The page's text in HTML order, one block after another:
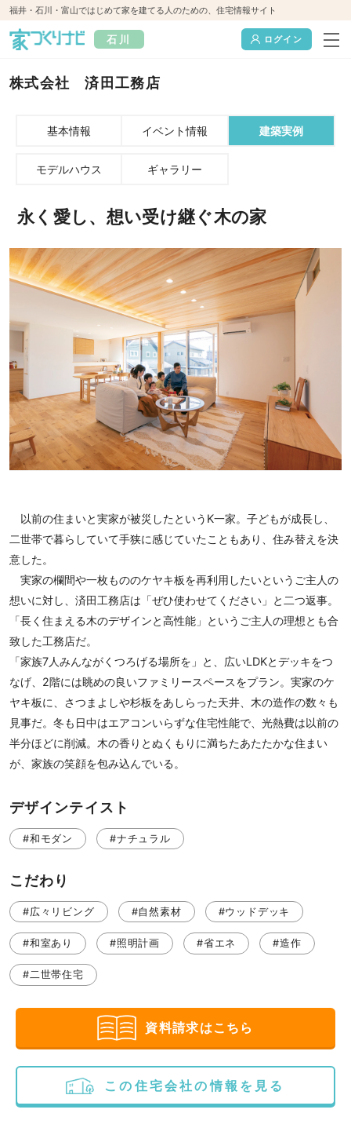
福井・石川・富山ではじめて家を建てる人のための、住宅情報サイト
石川 ログイン
株式会社 済田工務店
基本情報 イベント情報 建築実例
モデルハウス ギャラリー
永く愛し、想い受け継ぐ木の家
以前の住まいと実家が被災したというK一家。子どもが成長し、
二世帯で暮らしていて手狭に感じていたこともあり、住み替えを決
意した。
実家の欄間や一枚もののケヤキ板を再利用したいというご主人の
想いに対し、済田工務店は「ぜひ使わせてください」と二つ返事。
「長く住まえる木のデザインと高性能」というご主人の理想とも合
致した工務店だ。
「家族7人みんながくつろげる場所を」と、広いLDKとデッキをつ
なげ、2階には眺めの良いファミリースペースをプラン。実家のケ
ヤキ板に、さつまよしや杉板をあしらった天井、木の造作の数々も
見事だ。冬も日中はエアコンいらずな住宅性能で、光熱費は以前の
半分ほどに削減。木の香りとぬくもりに満ちたあたたかな住まい
が、家族の笑顔を包み込んでいる。
デザインテイスト
#和モダン #ナチュラル
こだわり
#広々リビング #自然素材 #ウッドデッキ
#和室あり #照明計画 #省エネ #造作
#二世帯住宅
資料請求はこちら
この住宅会社の情報を見る